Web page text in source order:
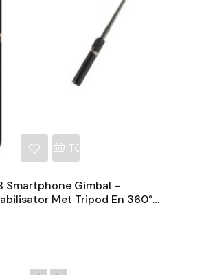
TOEVOEGEN AAN
Smartphone Gimbal –
Met Tripod En 360°